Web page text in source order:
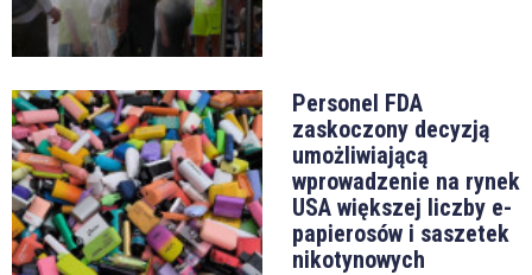
Personel FDA
zaskoczony decyzją
umożliwiającą
wprowadzenie na rynek
USA większej liczby e-
papierosów i saszetek
nikotynowych